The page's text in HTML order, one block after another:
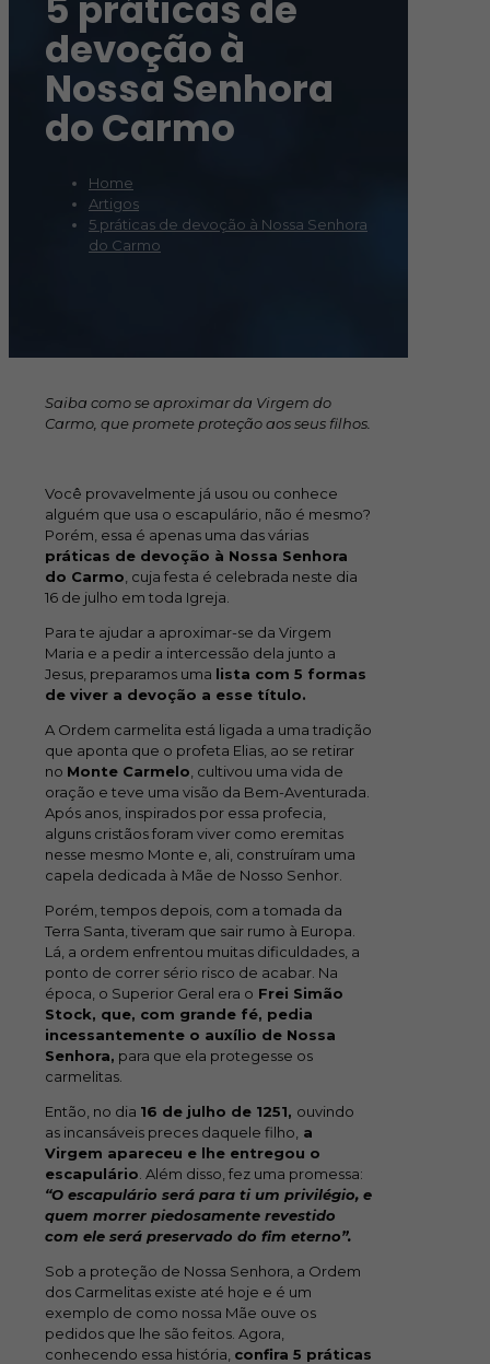
devoção à
Nossa Senhora
do Carmo
Home
Artigos
5 práticas de devoção à Nossa Senhora
do Carmo
Saiba como se aproximar da Virgem do
Carmo, que promete proteção aos seus filhos.
Você provavelmente já usou ou conhece
alguém que usa o escapulário, não é mesmo?
Porém, essa é apenas uma das várias
práticas de devoção à Nossa Senhora
do Carmo , cuja festa é celebrada neste dia
16 de julho em toda Igreja.
Para te ajudar a aproximar-se da Virgem
Maria e a pedir a intercessão dela junto a
Jesus, preparamos uma lista com 5 formas
de viver a devoção a esse título.
A Ordem carmelita está ligada a uma tradição
que aponta que o profeta Elias, ao se retirar
no Monte Carmelo , cultivou uma vida de
oração e teve uma visão da Bem-Aventurada.
Após anos, inspirados por essa profecia,
alguns cristãos foram viver como eremitas
nesse mesmo Monte e, ali, construíram uma
capela dedicada à Mãe de Nosso Senhor.
Porém, tempos depois, com a tomada da
Terra Santa, tiveram que sair rumo à Europa.
Lá, a ordem enfrentou muitas dificuldades, a
ponto de correr sério risco de acabar. Na
época, o Superior Geral era o Frei Simão
Stock, que, com grande fé, pedia
incessantemente o auxílio de Nossa
Senhora, para que ela protegesse os
carmelitas.
Então, no dia 16 de julho de 1251, ouvindo
as incansáveis preces daquele filho, a
Virgem apareceu e lhe entregou o
escapulário . Além disso, fez uma promessa:
“O escapulário será para ti um privilégio, e
quem morrer piedosamente revestido
com ele será preservado do fim eterno”.
Sob a proteção de Nossa Senhora, a Ordem
dos Carmelitas existe até hoje e é um
exemplo de como nossa Mãe ouve os
pedidos que lhe são feitos. Agora,
conhecendo essa história, confira 5 práticas